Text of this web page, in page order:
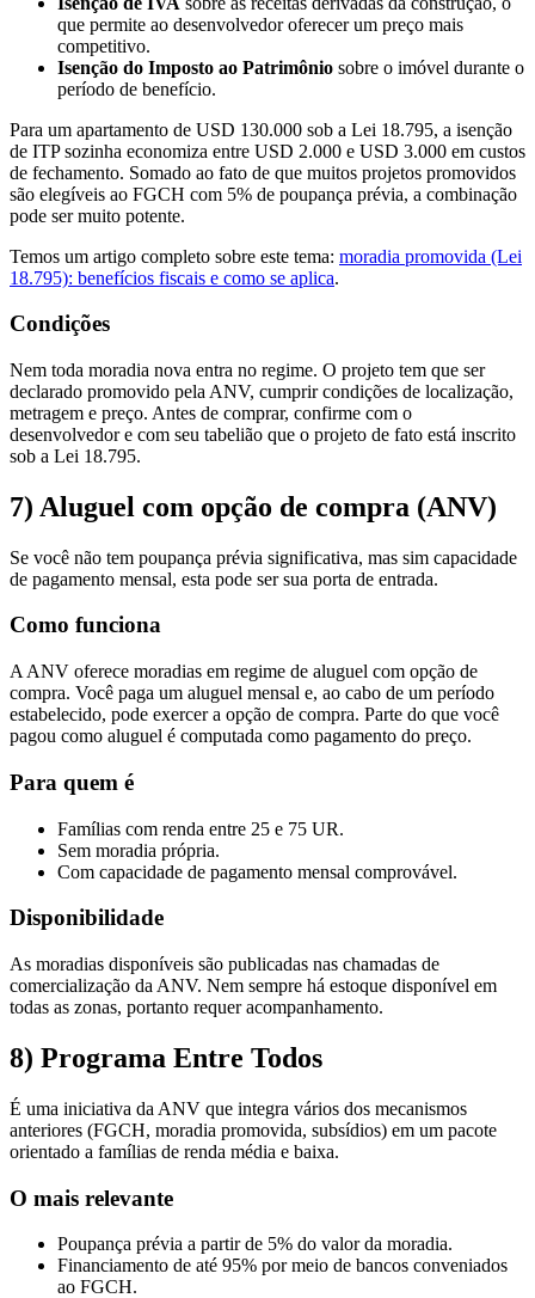
que permite ao desenvolvedor oferecer um preço mais
competitivo.
Isenção do Imposto ao Patrimônio sobre o imóvel durante o
período de benefício.
Para um apartamento de USD 130.000 sob a Lei 18.795, a isenção
de ITP sozinha economiza entre USD 2.000 e USD 3.000 em custos
de fechamento. Somado ao fato de que muitos projetos promovidos
são elegíveis ao FGCH com 5% de poupança prévia, a combinação
pode ser muito potente.
Temos um artigo completo sobre este tema: moradia promovida (Lei
18.795): benefícios fiscais e como se aplica.
Condições
Nem toda moradia nova entra no regime. O projeto tem que ser
declarado promovido pela ANV, cumprir condições de localização,
metragem e preço. Antes de comprar, confirme com o
desenvolvedor e com seu tabelião que o projeto de fato está inscrito
sob a Lei 18.795.
7) Aluguel com opção de compra (ANV)
Se você não tem poupança prévia significativa, mas sim capacidade
de pagamento mensal, esta pode ser sua porta de entrada.
Como funciona
A ANV oferece moradias em regime de aluguel com opção de
compra. Você paga um aluguel mensal e, ao cabo de um período
estabelecido, pode exercer a opção de compra. Parte do que você
pagou como aluguel é computada como pagamento do preço.
Para quem é
Famílias com renda entre 25 e 75 UR.
Sem moradia própria.
Com capacidade de pagamento mensal comprovável.
Disponibilidade
As moradias disponíveis são publicadas nas chamadas de
comercialização da ANV. Nem sempre há estoque disponível em
todas as zonas, portanto requer acompanhamento.
8) Programa Entre Todos
É uma iniciativa da ANV que integra vários dos mecanismos
anteriores (FGCH, moradia promovida, subsídios) em um pacote
orientado a famílias de renda média e baixa.
O mais relevante
Poupança prévia a partir de 5% do valor da moradia.
Financiamento de até 95% por meio de bancos conveniados
ao FGCH.